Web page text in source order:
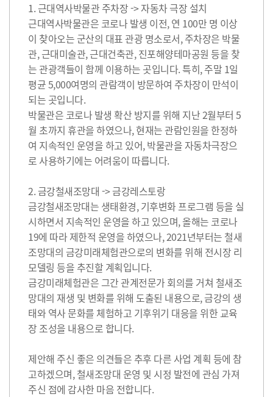
1. 근대역사박물관 주차장 -> 자동차 극장 설치
근대역사박물관은 코로나 발생 이전, 연 100만 명 이상
이 찾아오는 군산의 대표 관광 명소로서, 주차장은 박물
관, 근대미술관, 근대건축관, 진포해양테마공원 등을 찾
는 관광객들이 함께 이용하는 곳입니다. 특히, 주말 1일
평균 5,000여명의 관람객이 방문하여 주차장이 만석이
되는 곳입니다.
박물관은 코로나 발생 확산 방지를 위해 지난 2월부터 5
월 초까지 휴관을 하였으나, 현재는 관람인원을 한정하
여 지속적인 운영을 하고 있어, 박물관을 자동차극장으
로 사용하기에는 어려움이 따릅니다.
2. 금강철새조망대 -> 금강레스토랑
금강철새조망대는 생태환경, 기후변화 프로그램 등을 실
시하면서 지속적인 운영을 하고 있으며, 올해는 코로나
19에 따라 제한적 운영을 하였으나, 2021년부터는 철새
조망대의 금강미래체험관으로의 변화를 위해 전시장 리
모델링 등을 추진할 계획입니다.
금강미래체험관은 그간 관계전문가 회의를 거쳐 철새조
망대의 재생 및 변화를 위해 도출된 내용으로, 금강의 생
태와 역사 문화를 체험하고 기후위기 대응을 위한 교육
장 조성을 내용으로 합니다.
제안해 주신 좋은 의견들은 추후 다른 사업 계획 등에 참
고하겠으며, 철새조망대 운영 및 시정 발전에 관심 가져
주신 점에 감사한 마음 전합니다.